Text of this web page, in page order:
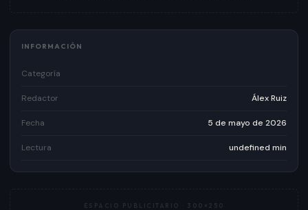
INFORMACIÓN
Categoría
Redactor Álex Ruiz
Fecha 5 de mayo de 2026
Lectura undefined min
ESPACIO PUBLICITARIO · 300×250